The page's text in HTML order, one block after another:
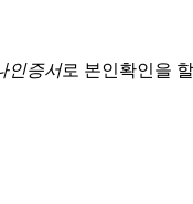
인증서로 본인확인을